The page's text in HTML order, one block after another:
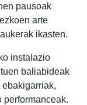
pausoak
arte
ikasten.
instalazio
baliabideak
performanceak.